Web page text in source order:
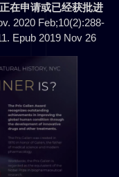
在申请或已经获批进
2020 Feb;10(2):288-
Epub 2019 Nov 26